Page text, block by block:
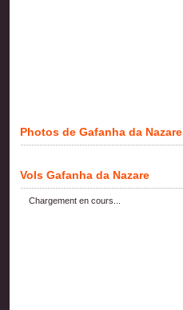
Photos de Gafanha da Nazare
Vols Gafanha da Nazare
Chargement en cours...